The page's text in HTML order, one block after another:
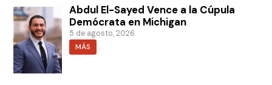
Abdul El-Sayed Vence a la Cúpula
Demócrata en Michigan
5 de agosto, 2026
MÁS